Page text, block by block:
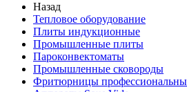
Назад
Тепловое оборудование
Плиты индукционные
Промышленные плиты
Пароконвектоматы
Промышленные сковороды
Фритюрницы